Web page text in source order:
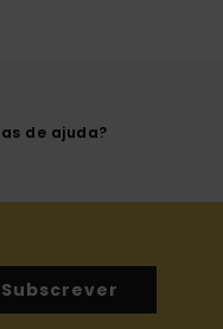
de ajuda?
Subscrever